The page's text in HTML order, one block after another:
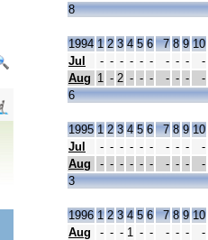
8
1994 1 2 3 4 5 6 7 8 9 10
Jul
- - - - - - - - - -
Aug 1 - 2 - - - - - - -
6
1995 1 2 3 4 5 6 7 8 9 10
Jul
- - - - - - - - - -
Aug
- - - - - - - - - -
3
1996 1 2 3 4 5 6 7 8 9 10
Aug
- - - 1 - - - - - -